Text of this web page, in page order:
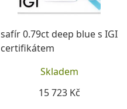
safír 0.79ct deep blue s IGI
certifikátem
Skladem
15 723 Kč